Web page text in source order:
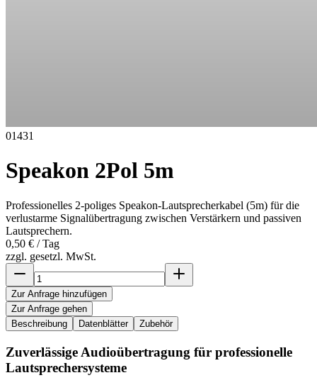
01431
Speakon 2Pol 5m
Professionelles 2-poliges Speakon-Lautsprecherkabel (5m) für die
verlustarme Signalübertragung zwischen Verstärkern und passiven
Lautsprechern.
0,50 € / Tag
zzgl. gesetzl. MwSt.
Zur Anfrage hinzufügen
Zur Anfrage gehen
Beschreibung
Datenblätter Zubehör
Zuverlässige Audioübertragung für professionelle
Lautsprechersysteme